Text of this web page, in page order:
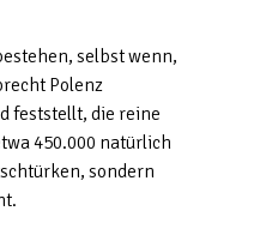
selbst wenn,
Polenz
feststellt, die reine
450.000 natürlich
sondern